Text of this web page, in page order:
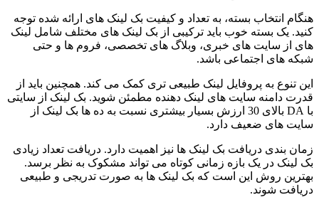
هنگام انتخاب بسته، به تعداد و کیفیت بک لینک های ارائه شده توجه
کنید. یک بسته خوب باید ترکیبی از بک لینک های مختلف شامل لینک
های از سایت های خبری، وبلاگ های تخصصی، فروم ها و حتی
شبکه های اجتماعی باشد.
این تنوع به پروفایل لینک طبیعی تری کمک می کند. همچنین باید از
قدرت دامنه سایت های لینک دهنده مطمئن شوید. بک لینک از سایتی
با DA بالای 30 ارزش بسیار بیشتری نسبت به ده ها بک لینک از
سایت های ضعیف دارد.
زمان بندی دریافت بک لینک ها نیز اهمیت دارد. دریافت تعداد زیادی
بک لینک در یک بازه زمانی کوتاه می تواند مشکوک به نظر برسد.
بهترین روش این است که بک لینک ها به صورت تدریجی و طبیعی
دریافت شوند.